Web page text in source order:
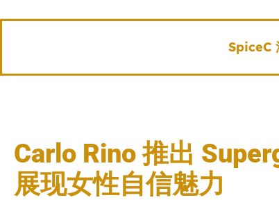
SpiceC
Carlo Rino 推出
展现女性自信魅力